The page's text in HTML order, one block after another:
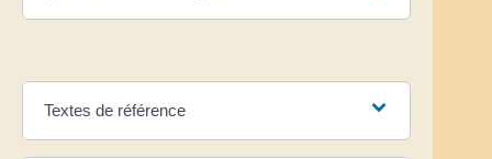
Textes de référence